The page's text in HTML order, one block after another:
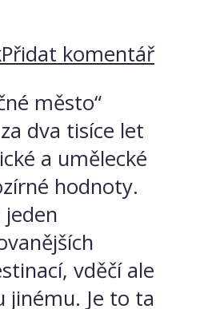
Přidat komentář
město“
dva tisíce let
a umělecké
hodnoty.
jeden
vděčí ale
jinému. Je to ta